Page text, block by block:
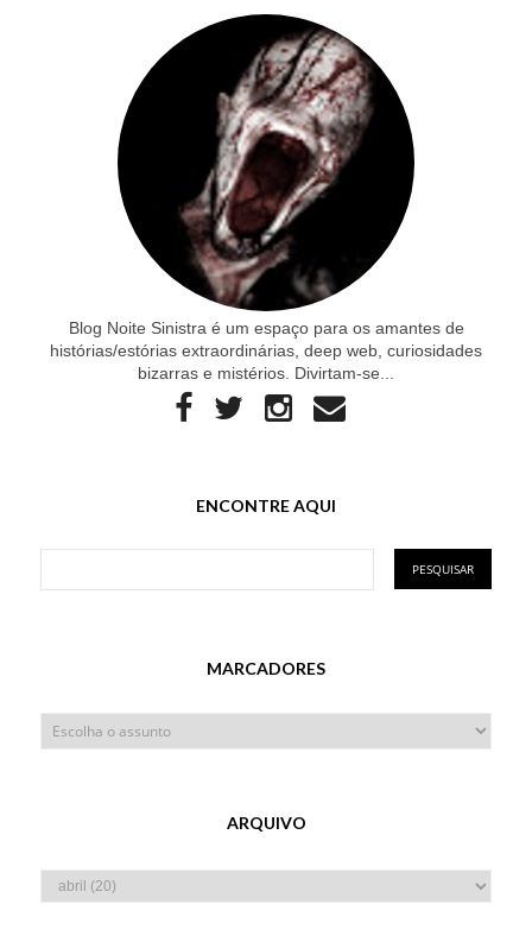
Blog Noite Sinistra é um espaço para os amantes de
histórias/estórias extraordinárias, deep web, curiosidades
bizarras e mistérios. Divirtam-se...
ENCONTRE AQUI
MARCADORES
ARQUIVO